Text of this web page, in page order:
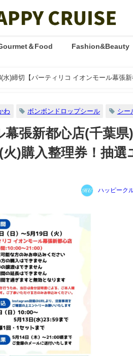
＆Food Fashion&Beauty
水)締切【パーティリコ イオンモール幕張
わ ボンボンドロップシール シー
張新都心店(千葉県
)購入整理券！抽選
ハッピーク